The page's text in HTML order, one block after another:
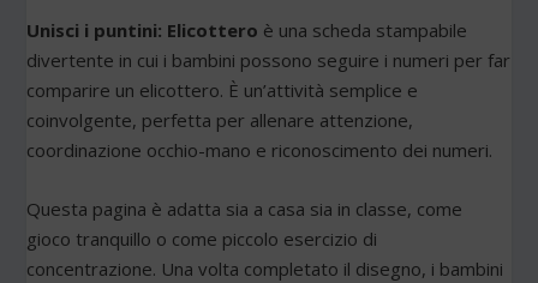
Unisci i puntini: Elicottero è una scheda stampabile
divertente in cui i bambini possono seguire i numeri per far
comparire un elicottero. È un’attività semplice e
coinvolgente, perfetta per allenare attenzione,
coordinazione occhio-mano e riconoscimento dei numeri.
Questa pagina è adatta sia a casa sia in classe, come
gioco tranquillo o come piccolo esercizio di
concentrazione. Una volta completato il disegno, i bambini